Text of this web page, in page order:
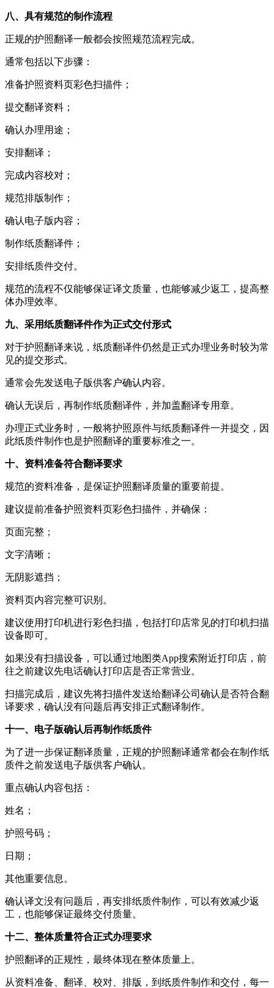
八、具有规范的制作流程
正规的护照翻译一般都会按照规范流程完成。
通常包括以下步骤：
准备护照资料页彩色扫描件；
提交翻译资料；
确认办理用途；
安排翻译；
完成内容校对；
规范排版制作；
确认电子版内容；
制作纸质翻译件；
安排纸质件交付。
规范的流程不仅能够保证译文质量，也能够减少返工，提高整
体办理效率。
九、采用纸质翻译件作为正式交付形式
对于护照翻译来说，纸质翻译件仍然是正式办理业务时较为常
见的提交形式。
通常会先发送电子版供客户确认内容。
确认无误后，再制作纸质翻译件，并加盖翻译专用章。
办理正式业务时，一般将护照原件与纸质翻译件一并提交，因
此纸质件制作也是护照翻译的重要标准之一。
十、资料准备符合翻译要求
规范的资料准备，是保证护照翻译质量的重要前提。
建议提前准备护照资料页彩色扫描件，并确保：
页面完整；
文字清晰；
无阴影遮挡；
资料页内容完整可识别。
建议使用打印机进行彩色扫描，包括打印店常见的打印机扫描
设备即可。
如果没有扫描设备，可以通过地图类App搜索附近打印店，前
往之前建议先电话确认打印店是否正常营业。
扫描完成后，建议先将扫描件发送给翻译公司确认是否符合翻
译要求，确认没有问题后再安排正式翻译制作。
十一、电子版确认后再制作纸质件
为了进一步保证翻译质量，正规的护照翻译通常都会在制作纸
质件之前发送电子版供客户确认。
重点确认内容包括：
姓名；
护照号码；
日期；
其他重要信息。
确认译文没有问题后，再安排纸质件制作，可以有效减少返
工，也能够保证最终交付质量。
十二、整体质量符合正式办理要求
护照翻译的正规性，最终体现在整体质量上。
从资料准备、翻译、校对、排版，到纸质件制作和交付，每一